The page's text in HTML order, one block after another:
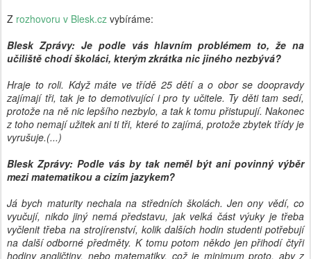
Z rozhovoru v Blesk.cz vybíráme:
Blesk Zprávy: Je podle vás hlavním problémem to, že na
učiliště chodí školáci, kterým zkrátka nic jiného nezbývá?
Hraje to roli. Když máte ve třídě 25 dětí a o obor se doopravdy
zajímají tři, tak je to demotivující i pro ty učitele. Ty děti tam sedí,
protože na ně nic lepšího nezbylo, a tak k tomu přistupují. Nakonec
z toho nemají užitek ani ti tři, které to zajímá, protože zbytek třídy je
vyrušuje.(...)
Blesk Zprávy: Podle vás by tak neměl být ani povinný výběr
mezi matematikou a cizím jazykem?
Já bych maturity nechala na středních školách. Jen ony vědí, co
vyučují, nikdo jiný nemá představu, jak velká část výuky je třeba
vyčlenit třeba na strojírenství, kolik dalších hodin studenti potřebují
na další odborné předměty. K tomu potom někdo jen přihodí čtyři
hodiny angličtiny, nebo matematiky, což je minimum proto, aby z